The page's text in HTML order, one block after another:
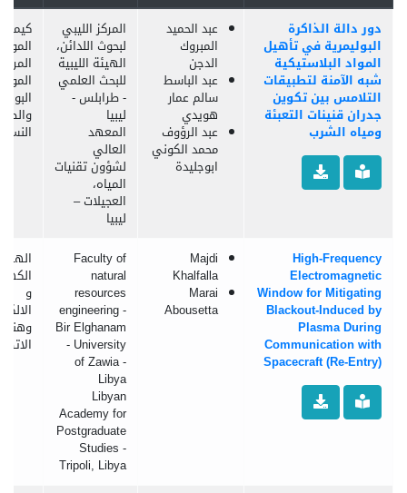
دور دالة الذاكرة
البوليمرية في تأهيل
المواد البلاستيكية
شبه الآمنة لتطبيقات
التلامس بين تكوين
جدران قنينات التعبئة
ومياه الشرب
عبد الحميد
المبروك
الدجن
عبد الباسط
سالم عمار
هويدي
عبد الرؤوف
محمد الكوني
ابوجليدة
المركز الليبي
لبحوث اللدائن،
الهيئة الليبية
للبحث العلمي
- طرابلس -
ليبيا
المعهد
العالي
لشؤون تقنيات
المياه،
العجيلات –
ليبيا
المواد
المواد
High-Frequency
Electromagnetic
Window for Mitigating
Blackout-Induced by
Plasma During
Communication with
Spacecraft (Re-Entry)
Majdi
Khalfalla
Marai
Abousetta
Faculty of
natural
resources
engineering -
Bir Elghanam
- University
of Zawia -
Libya
Libyan
Academy for
Postgraduate
Studies -
Tripoli, Libya
و